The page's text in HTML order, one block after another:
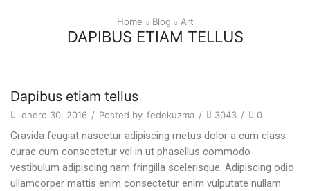
Home Blog Art
DAPIBUS ETIAM TELLUS
Art
Dapibus etiam tellus
enero 30, 2016 / Posted by fedekuzma / 3043 / 0
Gravida feugiat nascetur adipiscing metus dolor a cum class
curae cum consectetur vel in ut phasellus commodo
vestibulum adipiscing nam fringilla scelerisque. Adipiscing odio
ullamcorper mattis enim consectetur enim vulputate nullam